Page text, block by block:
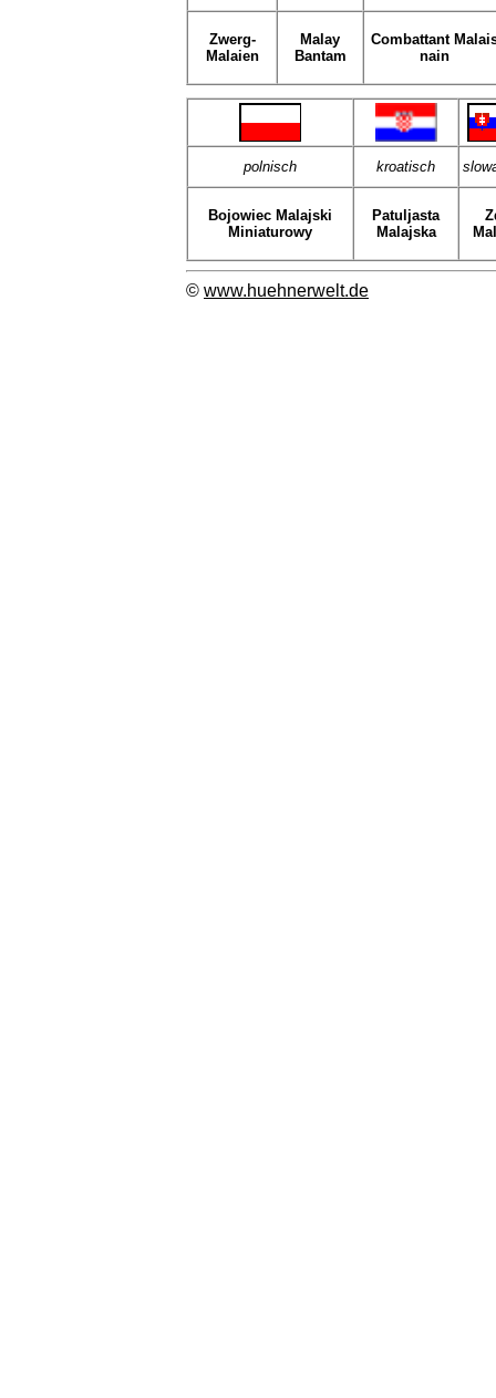
Zwerg-
Malaien
Malay
Bantam
Combattant
nain
polnisch kroatisch
Bojowiec Malajski
Miniaturowy
Patuljasta
Malajska
© www.huehnerwelt.de